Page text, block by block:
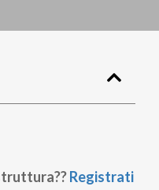
Registrati